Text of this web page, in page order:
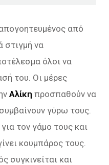
από
στιγμή να
όλοι να
του. Οι μέρες
Αλίκη προσπαθούν να
γύρω τους.
τον γάμο τους και
κουμπάρος τους.
συγκινείται και